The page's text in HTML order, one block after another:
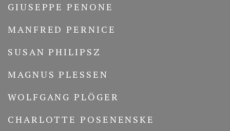
GIUSEPPE PENONE
MANFRED PERNICE
SUSAN PHILIPSZ
MAGNUS PLESSEN
WOLFGANG PLÖGER
CHARLOTTE POSENENSKE